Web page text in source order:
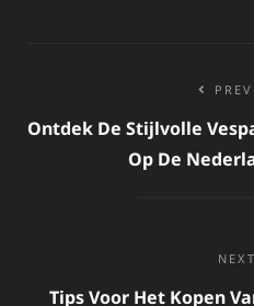
navigatie
Ontdek De Stijlvolle
Op De
NEXT
Tips Voor Het Kopen